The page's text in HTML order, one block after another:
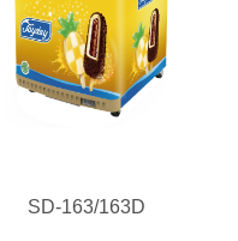
SD-163/163D